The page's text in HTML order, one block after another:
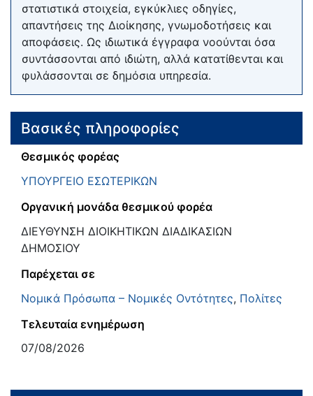
στατιστικά στοιχεία, εγκύκλιες οδηγίες,
απαντήσεις της Διοίκησης, γνωμοδοτήσεις και
αποφάσεις. Ως ιδιωτικά έγγραφα νοούνται όσα
συντάσσονται από ιδιώτη, αλλά κατατίθενται και
φυλάσσονται σε δημόσια υπηρεσία.
Βασικές πληροφορίες
Θεσμικός φορέας
ΥΠΟΥΡΓΕΙΟ ΕΣΩΤΕΡΙΚΩΝ
Οργανική μονάδα θεσμικού φορέα
ΔΙΕΥΘΥΝΣΗ ΔΙΟΙΚΗΤΙΚΩΝ ΔΙΑΔΙΚΑΣΙΩΝ
ΔΗΜΟΣΙΟΥ
Παρέχεται σε
Νομικά Πρόσωπα – Νομικές Οντότητες, Πολίτες
Τελευταία ενημέρωση
07/08/2026